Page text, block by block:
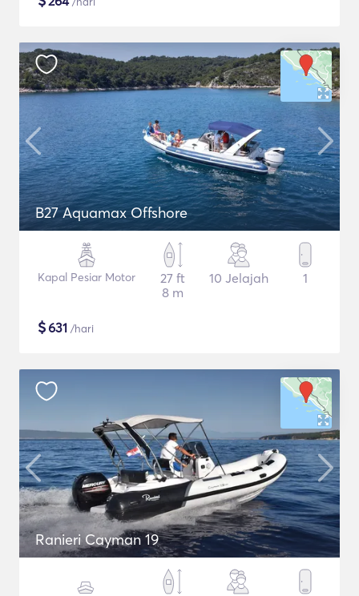
B27 Aquamax Offshore
Kapal Pesiar Motor
27 ft
8 m
10 Jelajah 1
$631 /hari
Ranieri Cayman 19